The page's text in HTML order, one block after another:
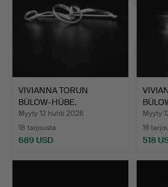
VIVIANNA TORUN
BÜLOW-HÜBE.
RINTANEULA, nr …
Myyty 12 huhti 2026
18 tarjousta
689 USD
Myyty
16
518